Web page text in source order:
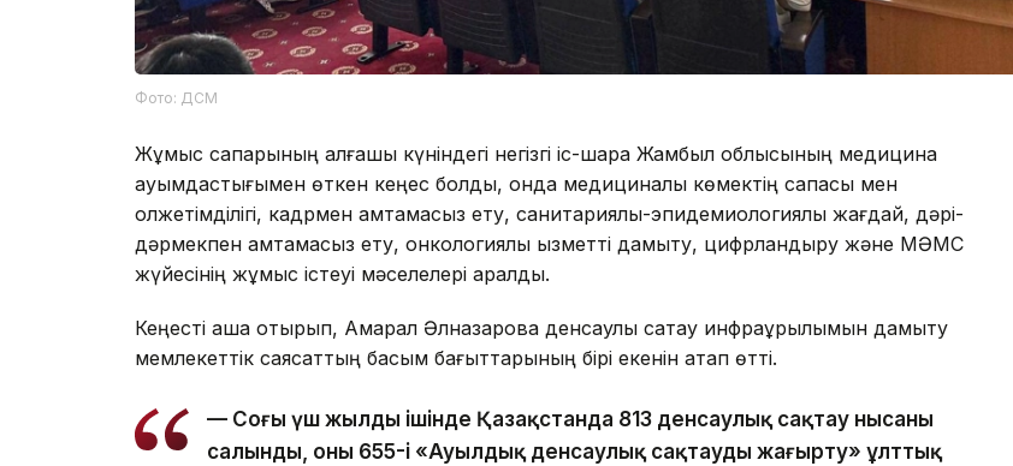
Фото: ДСМ
Жұмыс сапарының алғашқы күніндегі негізгі іс-шара Жамбыл облысының медицина
қауымдастығымен өткен кеңес болды, онда медициналық көмектің сапасы мен
қолжетімділігі, кадрмен қамтамасыз ету, санитариялық-эпидемиологиялық жағдай, дәрі-
дәрмекпен қамтамасыз ету, онкологиялық қызметті дамыту, цифрландыру және МӘМС
жүйесінің жұмыс істеуі мәселелері қаралды.
Кеңесті аша отырып, Ақмарал Әлназарова денсаулық сақтау инфрақұрылымын дамыту
мемлекеттік саясаттың басым бағыттарының бірі екенін атап өтті.
— Соңғы үш жылдың ішінде Қазақстанда 813 денсаулық сақтау нысаны
салынды, оның 655-і «Ауылдық денсаулық сақтауды жаңғырту» ұлттық